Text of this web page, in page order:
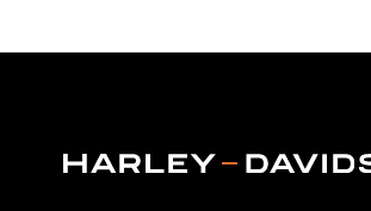
WARRANTY:2 year limited warranty –